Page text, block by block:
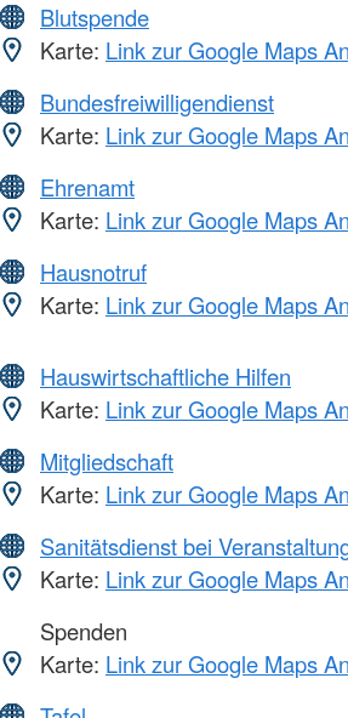
Blutspende
Karte: Link zur Google Maps
Bundesfreiwilligendienst
Karte: Link zur Google Maps
Ehrenamt
Karte: Link zur Google Maps
Hausnotruf
Karte: Link zur Google Maps
Hauswirtschaftliche Hilfen
Karte: Link zur Google Maps
Mitgliedschaft
Karte: Link zur Google Maps
Sanitätsdienst bei
Karte: Link zur Google Maps
Spenden
Karte: Link zur Google Maps